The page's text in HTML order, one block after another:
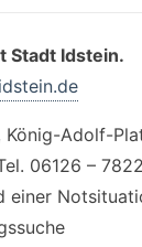
Stadt Idstein.
König-Adolf-
06126 –
einer